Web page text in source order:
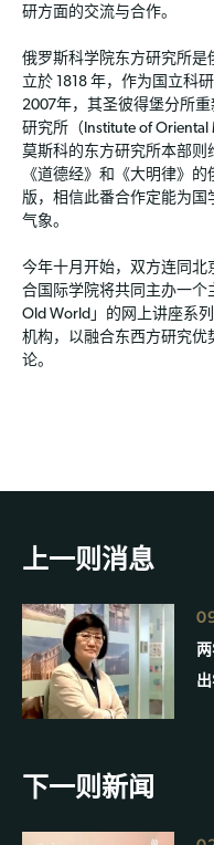
研方面的交流与合作。
俄罗斯科学院东方研究所
立於 1818 年，作为国立科
2007年，其圣彼得堡分所
研究所（Institute of
莫斯科的东方研究所本部则
《道德经》和《大明律》
版，相信此番合作定能为
气象。
今年十月开始，双方连同
合国际学院将共同主办一个
Old World」的网上讲座系
机构，以融合东西方研究
论。
上一则消息
下一则新闻